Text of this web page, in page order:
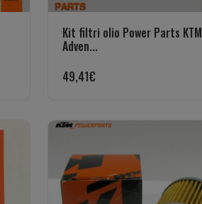
Kit filtri olio Power Parts KTM
Adven...
49,41€